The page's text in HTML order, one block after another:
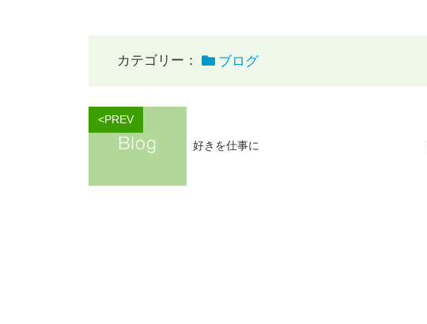
カテゴリー： ブログ
<PREV
好きを仕事に